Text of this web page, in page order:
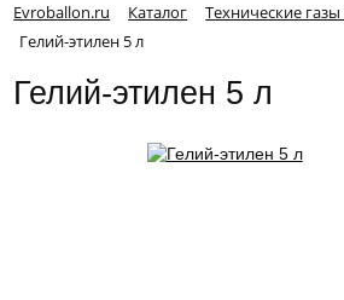
Evroballon.ru Каталог Технические
Гелий-этилен 5 л
Гелий-этилен 5 л